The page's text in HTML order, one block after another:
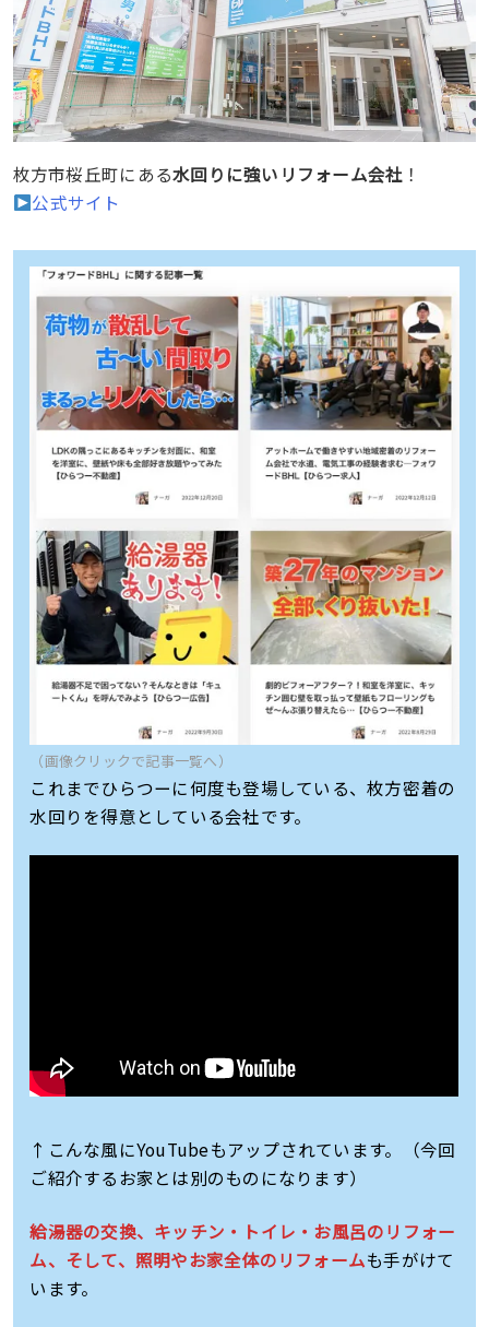
枚方市桜丘町にある水回りに強いリフォーム会社 ！
公式サイト
（画像クリックで記事一覧へ）
これまでひらつーに何度も登場している、枚方密着の
水回りを得意としている会社です。
↑こんな風にYouTubeもアップされています。（今回
ご紹介するお家とは別のものになります）
給湯器の交換、キッチン・トイレ・お風呂のリフォー
ム、そして、照明やお家全体のリフォームも手がけて
います。